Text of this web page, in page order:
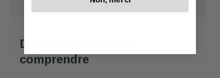
D'autre articles pour
comprendre